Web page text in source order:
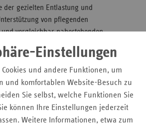
Einstellungen
und andere Funktionen, um
und komfortablen Website-Besuch zu
Sie selbst, welche Funktionen Sie
können Ihre Einstellungen jederzeit
Weitere Informationen, etwa zum
der gezielten Entlastung und
von pflegenden
vergleichbar nahestehenden
zur Entlastung von Pflegenden) und
dazu dienen, die Pflegebedürftigen bei
von allgemeinen oder
Anforderungen des Alltags oder im
bei der Haushaltsführung
Organisation